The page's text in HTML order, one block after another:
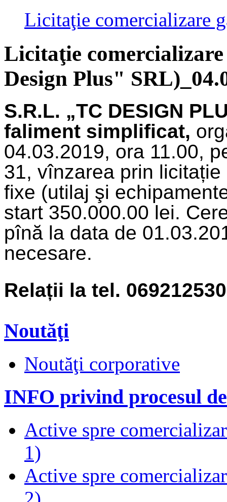
Licitaţie comercializare
Licitaţie
Design Plus"
S.R.L. „TC DESIGN
faliment simplificat,
04.03.2019, ora 11.00,
31, vînzarea prin licitație
fixe (utilaj şi
start 350.000.00 lei.
pînă la data de
necesare.
Relații la tel. 069212530
Noutăţi
Noutăţi corporative
INFO privind procesul
Active spre
1)
Active spre